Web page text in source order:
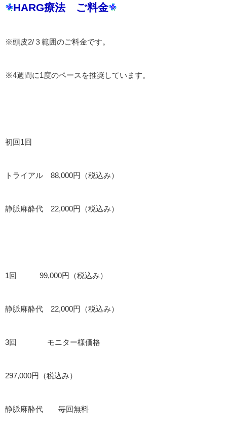
HARG療法 ご料金
※頭皮2/３範囲のご料金です。
※4週間に1度のペースを推奨しています。
初回1回
トライアル 88,000円（税込み）
静脈麻酔代 22,000円（税込み）
1回 99,000円（税込み）
静脈麻酔代 22,000円（税込み）
3回 モニター様価格
297,000円（税込み）
静脈麻酔代 毎回無料